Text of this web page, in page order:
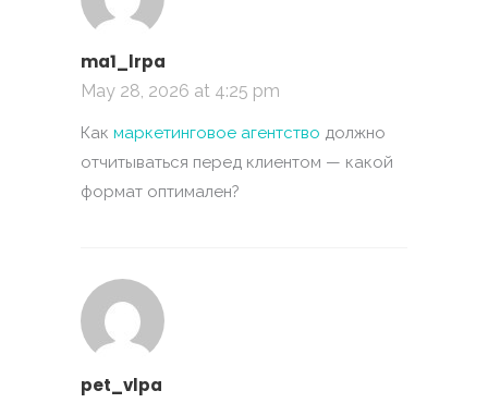
ma1_lrpa
May 28, 2026 at 4:25 pm
Как маркетинговое агентство должно
отчитываться перед клиентом — какой
формат оптимален?
pet_vlpa